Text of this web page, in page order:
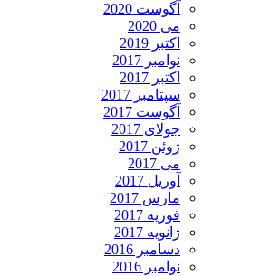
آگوست 2020
می 2020
اکتبر 2019
نوامبر 2017
اکتبر 2017
سپتامبر 2017
آگوست 2017
جولای 2017
ژوئن 2017
می 2017
آوریل 2017
مارس 2017
فوریه 2017
ژانویه 2017
دسامبر 2016
نوامبر 2016